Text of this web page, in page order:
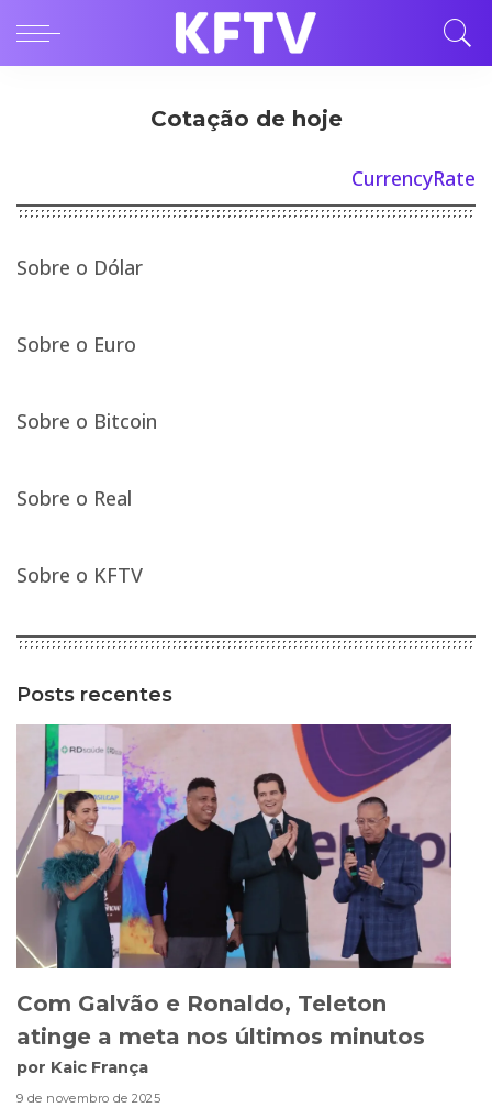
Cotação de hoje
CurrencyRate
Sobre o Dólar
Sobre o Euro
Sobre o Bitcoin
Sobre o Real
Sobre o KFTV
Posts recentes
Com Galvão e Ronaldo, Teleton
atinge a meta nos últimos minutos
por Kaic França
9 de novembro de 2025